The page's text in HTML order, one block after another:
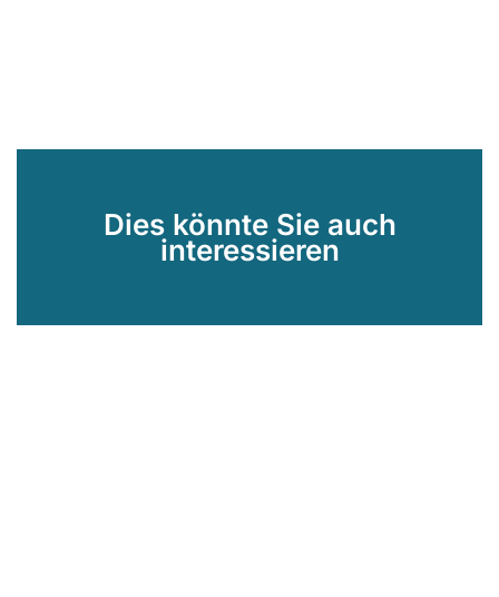
Dies könnte Sie auch
interessieren